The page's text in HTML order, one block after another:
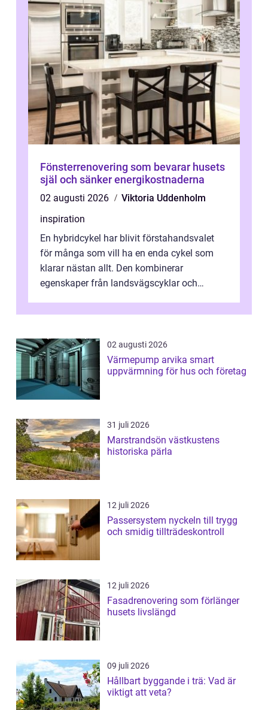
Fönsterrenovering som bevarar husets
själ och sänker energikostnaderna
02 augusti 2026
Viktoria Uddenholm
inspiration
En hybridcykel har blivit förstahandsvalet
för många som vill ha en enda cykel som
klarar nästan allt. Den kombinerar
egenskaper från landsvägscyklar och
02 augusti 2026
Värmepump arvika smart
uppvärmning för hus och företag
31 juli 2026
Marstrandsön västkustens
historiska pärla
12 juli 2026
Passersystem nyckeln till trygg
och smidig tillträdeskontroll
12 juli 2026
Fasadrenovering som förlänger
husets livslängd
09 juli 2026
Hållbart byggande i trä: Vad är
viktigt att veta?